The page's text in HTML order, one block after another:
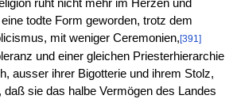
ruht nicht mehr im Herzen und
todte Form geworden, trotz dem
mit weniger Ceremonien,[391]
und einer gleichen Priesterhierarchie
ausser ihrer Bigotterie und ihrem Stolz,
sie das halbe Vermögen des Landes